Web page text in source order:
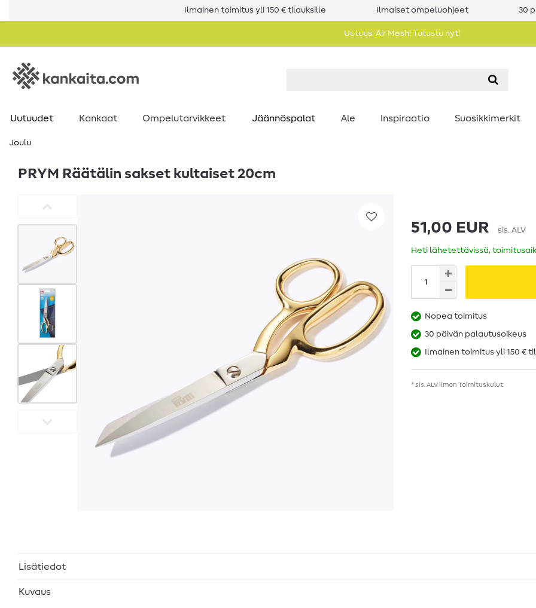
Ilmainen toimitus yli 150 € tilauksille Ilmaiset ompeluohjeet 30
Uutuus: Air Mesh! Tutustu nyt!
Uutuudet Kankaat Ompelutarvikkeet Jäännöspalat Ale Inspiraatio Suosikkimerkit
Joulu
PRYM Räätälin sakset kultaiset 20cm
51,00 EUR sis. ALV
Heti lähetettävissä,
Nopea toimitus
30 päivän palautusoikeus
Ilmainen toimitus yli 150 €
* sis. ALV ilman Toimituskulut
Lisätiedot
Kuvaus